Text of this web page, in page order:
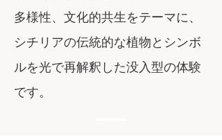
多様性、文化的共生をテーマに、
シチリアの伝統的な植物とシンボ
ルを光で再解釈した没入型の体験
です。